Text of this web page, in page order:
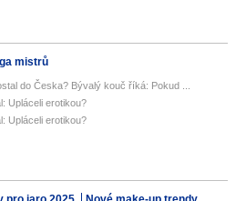
mistrů
do Česka? Bývalý kouč říká: Pokud ...
Upláceli erotikou?
Upláceli erotikou?